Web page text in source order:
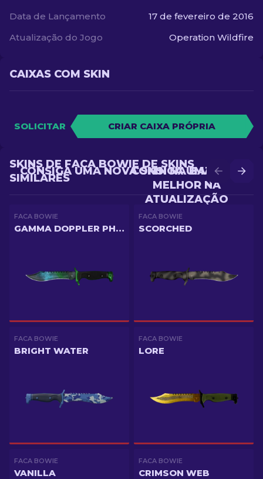
Data de Lançamento
17 de fevereiro de 2016
Atualização do Jogo
Operation Wildfire
CAIXAS COM SKIN
SOLICITAR CRIAR CAIXA PRÓPRIA
CONSIGA UMA SKIN
MELHOR NA
ATUALIZAÇÃO
CONSIGA UMA NOVA SKIN NA BATALHA
SKINS DE FACA BOWIE DE SKINS
SIMILARES
FACA BOWIE
GAMMA DOPPLER PHASE 3
FACA BOWIE
SCORCHED
FACA BOWIE
BRIGHT WATER
FACA BOWIE
LORE
FACA BOWIE
VANILLA
FACA BOWIE
CRIMSON WEB